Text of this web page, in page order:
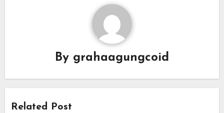
By grahaagungcoid
Related Post